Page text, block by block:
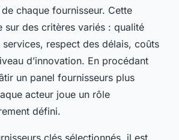
chaque fournisseur. Cette
sur des critères variés : qualité
respect des délais, coûts
d’innovation. En procédant
un panel fournisseurs plus
acteur joue un rôle
défini.
clés sélectionnés, il est